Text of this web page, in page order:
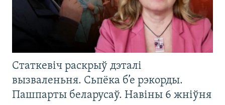
Статкевіч раскрыў дэталі
вызваленьня. Сьпёка б’е рэкорды.
Пашпарты беларусаў. Навіны 6 жніўня